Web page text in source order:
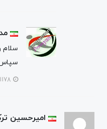
سلام
امیرحسین